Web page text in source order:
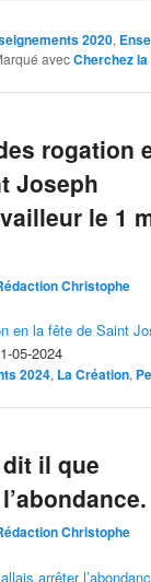
2020,
avecCherchez
rogation
Joseph
le 1
Christophe
en la fête de Saint
1-05-2024
2024, La Création,
il que
Christophe
arrêter